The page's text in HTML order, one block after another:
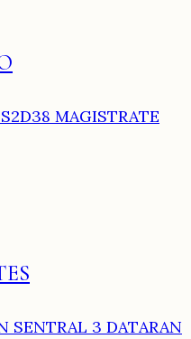
MAGISTRATE
SENTRAL 3 DATARAN